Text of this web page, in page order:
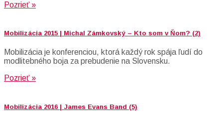
Pozrieť »
Mobilizácia 2015 | Michal Zámkovský – Kto som v Ňom? (2)
Mobilizácia je konferenciou, ktorá každý rok spája ľudí do
modlitebného boja za prebudenie na Slovensku.
Pozrieť »
Mobilizácia 2016 | James Evans Band (5)